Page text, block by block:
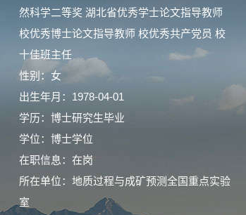
然科学二等奖 湖北省优秀学士论文指导教师
校优秀博士论文指导教师 校优秀共产党员 校
十佳班主任
性别：女
出生年月：1978-04-01
学历：博士研究生毕业
学位：博士学位
在职信息：在岗
所在单位：地质过程与成矿预测全国重点实验
室